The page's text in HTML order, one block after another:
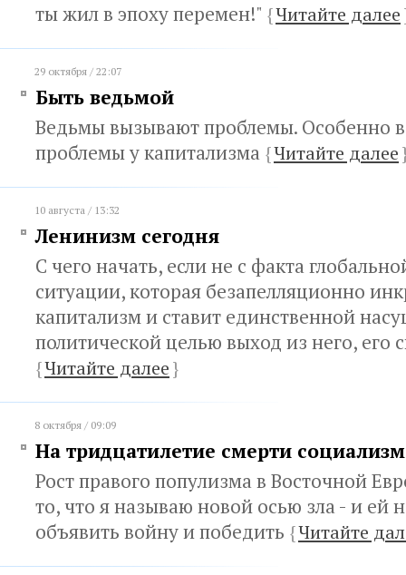
ты жил в эпоху перемен!" {Читайте далее
29 октября / 22:07
Быть ведьмой
Ведьмы вызывают проблемы. Особенно
проблемы у капитализма {Читайте далее
10 августа / 13:32
Ленинизм сегодня
С чего начать, если не с факта
ситуации, которая безапелляционно
капитализм и ставит единственной
политической целью выход из него, его
{Читайте далее}
8 октября / 09:09
На тридцатилетие смерти
Рост правого популизма в Восточной
то, что я называю новой осью зла - и ей
объявить войну и победить {Читайте